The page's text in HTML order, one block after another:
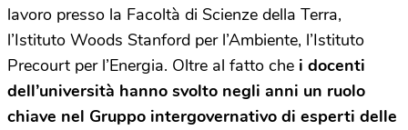
lavoro presso la Facoltà di Scienze della Terra,
l’Istituto Woods Stanford per l’Ambiente, l’Istituto
Precourt per l’Energia. Oltre al fatto che i docenti
dell’università hanno svolto negli anni un ruolo
chiave nel Gruppo intergovernativo di esperti delle